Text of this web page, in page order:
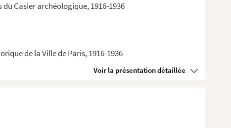
Casier archéologique, 1916-1936
de la Ville de Paris, 1916-1936
Voir la présentation détaillée